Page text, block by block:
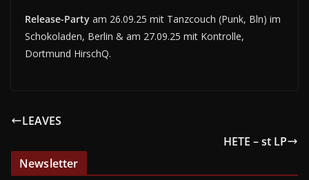
Release-Party am 26.09.25 mit Tanzcouch (Punk, Bln) im
Schokoladen, Berlin & am 27.09.25 mit Kontrolle,
Dortmund HirschQ.
LEAVES
HETE – st LP
Newsletter